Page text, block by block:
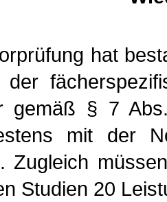
hat
gemäß § 7
mit der
Zugleich
Studien 20